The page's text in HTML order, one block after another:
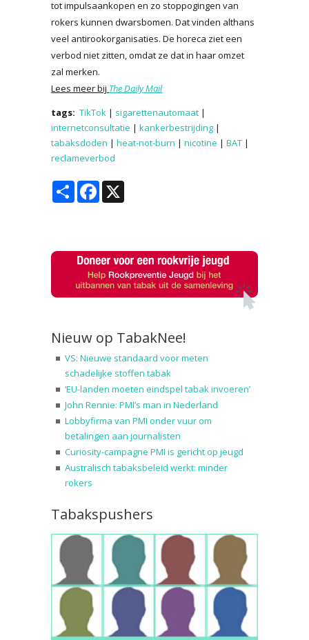
tot impulsaankopen en zo stoppogingen van
rokers kunnen dwarsbomen. Dat vinden althans
veel antirookorganisaties. De horeca ziet een
verbod niet zitten, omdat ze dat in haar omzet
zal merken.
Lees meer bij The Daily Mail
tags: TikTok | sigarettenautomaat |
internetconsultatie | kankerbestrijding |
tabaksdoden | heat-not-burn | nicotine | BAT |
reclameverbod
Share Facebook
Nieuw op TabakNee!
VS: Nieuwe standaard voor meten
schadelijke stoffen tabak
‘EU-landen moeten eindspel tabak invoeren’
John Rennie: PMI’s man in Nederland
Lobbyfirma van PMI onder vuur om
betalingen aan journalisten
Curiosity-campagne PMI is gericht op jeugd
Australisch tabaksbeleid werkt: minder
rokers
Tabakspushers